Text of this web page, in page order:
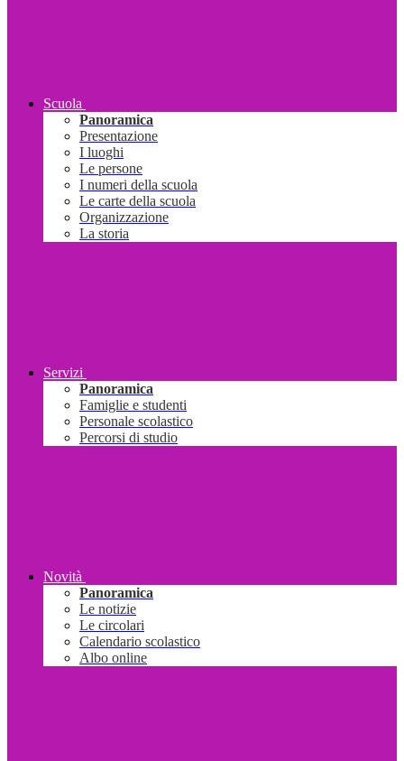
Scuola
Panoramica
Presentazione
I luoghi
Le persone
I numeri della scuola
Le carte della scuola
Organizzazione
La storia
Servizi
Panoramica
Famiglie e studenti
Personale scolastico
Percorsi di studio
Novità
Panoramica
Le notizie
Le circolari
Calendario scolastico
Albo online